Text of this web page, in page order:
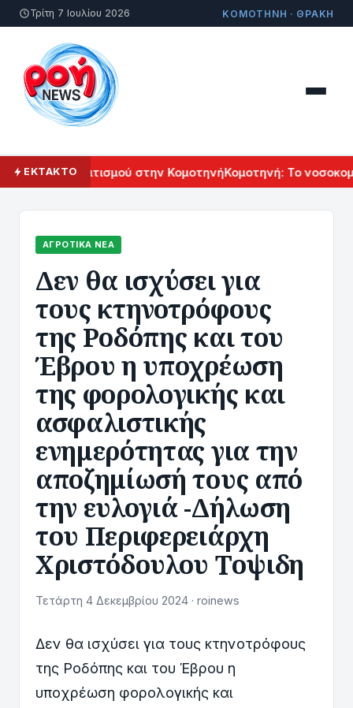
Τρίτη 7 Ιουλίου 2026 ΚΟΜΟΤΗΝΗ · ΘΡΑΚΗ
ΕΚΤΑΚΤΟΠολιτισμού στην ΚομοτηνήΚομοτηνή: Το
ΑΓΡΟΤΙΚΆ ΝΈΑ
Δεν θα ισχύσει για
τους κτηνοτρόφους
της Ροδόπης και του
Έβρου η υποχρέωση
της φορολογικής και
ασφαλιστικής
ενημερότητας για την
αποζημίωσή τους από
την ευλογιά -Δήλωση
του Περιφερειάρχη
Χριστόδουλου Τοψιδη
Τετάρτη 4 Δεκεμβρίου 2024 · roinews
Δεν θα ισχύσει για τους κτηνοτρόφους
της Ροδόπης και του Έβρου η
υποχρέωση φορολογικής και